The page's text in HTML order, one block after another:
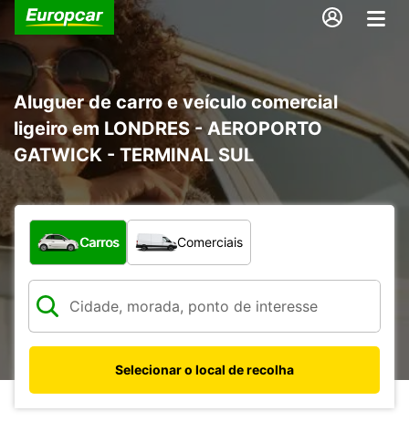
Aluguer de carro e veículo comercial
ligeiro em LONDRES - AEROPORTO
GATWICK - TERMINAL SUL
Que tipo de veículo pretende?
Carros Comerciais
Selecionar o local de recolha